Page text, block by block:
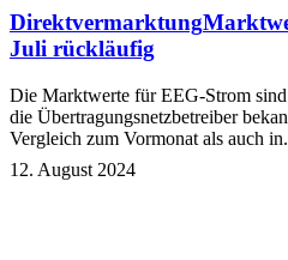
Direktvermarktung
Juli rückläufig
Die Marktwerte für EEG-Strom
die Übertragungsnetzbetreiber
Vergleich zum Vormonat als auch
12. August 2024